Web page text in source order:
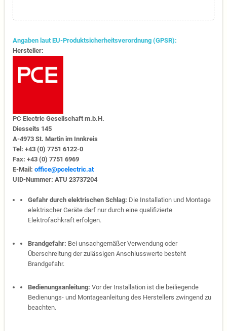
Angaben laut EU-Produktsicherheitsverordnung (GPSR):
Hersteller:
PC Electric Gesellschaft m.b.H.
Diesseits 145
A-4973 St. Martin im Innkreis
Tel: +43 (0) 7751 6122-0
Fax: +43 (0) 7751 6969
E-Mail: office@pcelectric.at
UID-Nummer: ATU 23737204
Gefahr durch elektrischen Schlag: Die Installation und Montage
elektrischer Geräte darf nur durch eine qualifizierte
Elektrofachkraft erfolgen.
Brandgefahr: Bei unsachgemäßer Verwendung oder
Überschreitung der zulässigen Anschlusswerte besteht
Brandgefahr.
Bedienungsanleitung: Vor der Installation ist die beiliegende
Bedienungs- und Montageanleitung des Herstellers zwingend zu
beachten.